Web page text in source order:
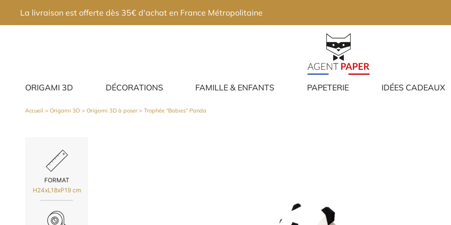
ORIGAMI 3D DÉCORATIONS FAMILLE & ENFANTS PAPETERIE IDÉES CADEAUX
La livraison est offerte dès 35€ d'achat en France Métropolitaine
Accueil > Origami 3D > Origami 3D à poser > Trophée “Babies” Panda
FORMAT
H24xL18xP19 cm
×